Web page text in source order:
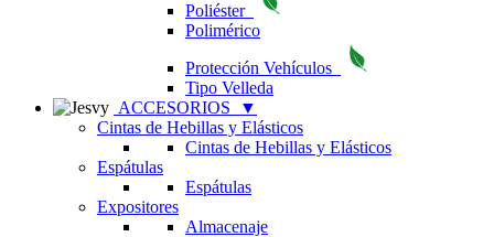
Poliéster
Polimérico
Protección Vehículos
Tipo Velleda
ACCESORIOS
▼
Cintas de Hebillas y Elásticos
Cintas de Hebillas y Elásticos
Espátulas
Espátulas
Expositores
Almacenaje